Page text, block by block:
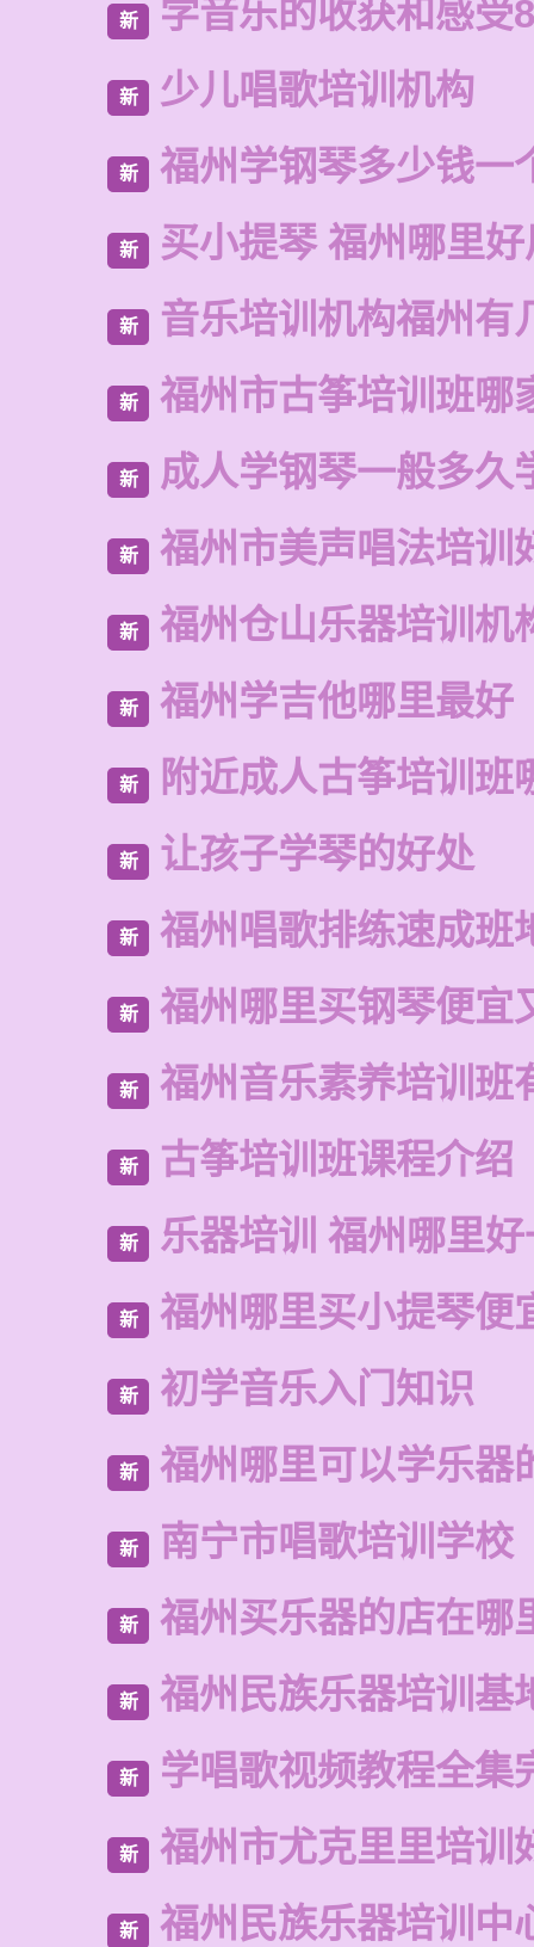
新 学音乐的收获和感受
新 少儿唱歌培训机构
新 福州学钢琴多少钱一
新 买小提琴 福州哪里
新 音乐培训机构福州有
新 福州市古筝培训班哪
新 成人学钢琴一般多久
新 福州市美声唱法培训
新 福州仓山乐器培训机
新 福州学吉他哪里最好
新 附近成人古筝培训班
新 让孩子学琴的好处
新 福州唱歌排练速成班
新 福州哪里买钢琴便宜
新 福州音乐素养培训班
新 古筝培训班课程介绍
新 乐器培训 福州哪里
新 福州哪里买小提琴便
新 初学音乐入门知识
新 福州哪里可以学乐器
新 南宁市唱歌培训学校
新 福州买乐器的店在哪
新 福州民族乐器培训基
新 学唱歌视频教程全集
新 福州市尤克里里培训
新 福州民族乐器培训中